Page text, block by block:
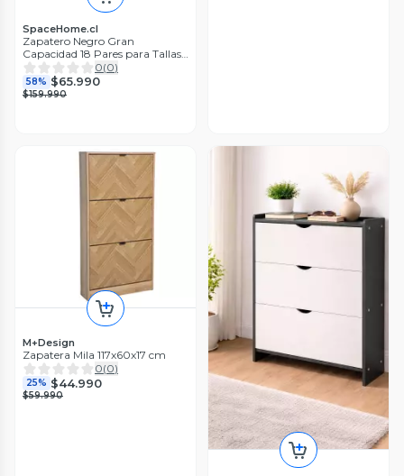
SpaceHome.cl
Zapatero Negro Gran
Capacidad 18 Pares para Tallas
Hasta 43 H
0(0)
58% $65.990
$159.990
M+Design
Zapatera Mila 117x60x17 cm
0(0)
25% $44.990
$59.990